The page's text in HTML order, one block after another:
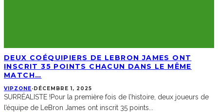
DEUX COÉQUIPIERS DE LEBRON JAMES ONT
INSCRIT 35 POINTS CHACUN DANS LE MÊME
MATCH…
VIPZONE·DÉCEMBRE 1, 2025
SURRÉALISTE !Pour la première fois de l’histoire, deux joueurs de
l’équipe de LeBron James ont inscrit 35 points